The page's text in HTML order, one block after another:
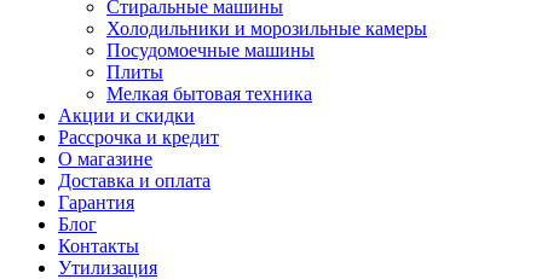
Стиральные машины
Холодильники и морозильные камеры
Посудомоечные машины
Плиты
Мелкая бытовая техника
Акции и скидки
Рассрочка и кредит
О магазине
Доставка и оплата
Гарантия
Блог
Контакты
Утилизация